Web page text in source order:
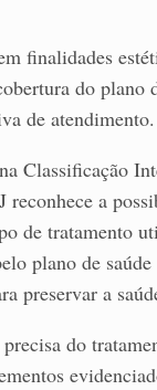
finalidades
do
de atendimento.
Classificação
a
de tratamento
plano de
preservar a
do